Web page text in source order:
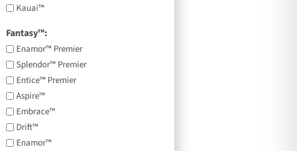
Kauai™
Fantasy™:
Enamor™ Premier
Splendor™ Premier
Entice™ Premier
Aspire™
Embrace™
Drift™
Enamor™